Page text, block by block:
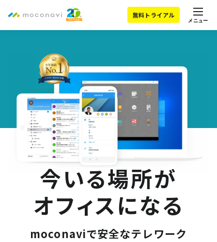
無料トライアル
メニュー
今いる場所が
オフィスになる
moconaviで安全なテレワーク